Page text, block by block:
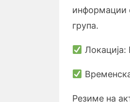
информации
група.
Резиме на